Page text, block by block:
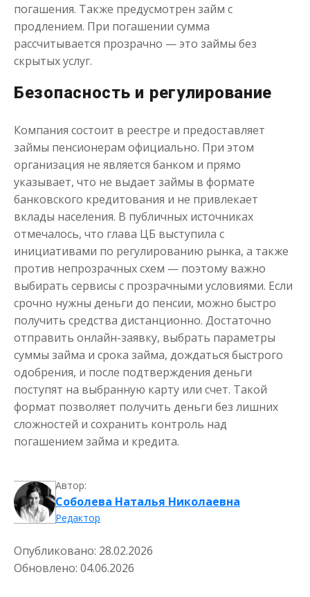
Деньги до зарплаты
Сумма до50 000₽
Срок
Получить
погашения. Также предусмотрен займ с
продлением. При погашении сумма
рассчитывается прозрачно — это займы без
скрытых услуг.
Безопасность и регулирование
Компания состоит в реестре и предоставляет
займы пенсионерам официально. При этом
организация не является банком и прямо
указывает, что не выдает займы в формате
банковского кредитования и не привлекает
вклады населения. В публичных источниках
отмечалось, что глава ЦБ выступила с
инициативами по регулированию рынка, а также
против непрозрачных схем — поэтому важно
выбирать сервисы с прозрачными условиями. Если
срочно нужны деньги до пенсии, можно быстро
получить средства дистанционно. Достаточно
отправить онлайн-заявку, выбрать параметры
суммы займа и срока займа, дождаться быстрого
одобрения, и после подтверждения деньги
поступят на выбранную карту или счет. Такой
формат позволяет получить деньги без лишних
сложностей и сохранить контроль над
погашением займа и кредита.
Автор:
Соболева Наталья Николаевна
Редактор
Опубликовано: 28.02.2026
Обновлено: 04.06.2026